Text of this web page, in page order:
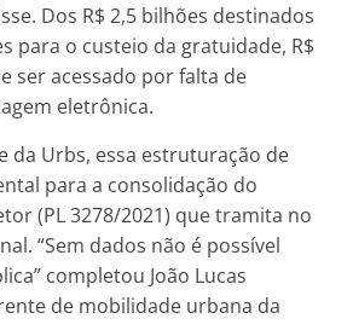
Dos R$ 2,5 bilhões destinados
para o custeio da gratuidade, R$
ser acessado por falta de
eletrônica.
da Urbs, essa estruturação de
para a consolidação do
(PL 3278/2021) que tramita no
“Sem dados não é possível
completou João Lucas
de mobilidade urbana da